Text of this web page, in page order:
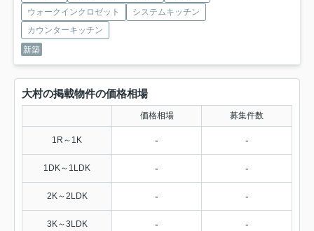
ウォークインクロゼット
システムキッチン
カウンターキッチン
新築
大村の掲載物件の価格相場
価格相場 募集件数
1R～1K - -
1DK～1LDK - -
2K～2LDK - -
3K～3LDK - -